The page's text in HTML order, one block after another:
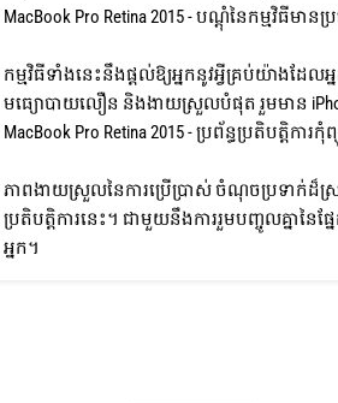
MacBook Pro Retina 2015 - បណ្តុំនៃកម្មវិធីមាន
កម្មវិធីទាំងនេះនឹងផ្តល់ឱ្យអ្នកនូវអ្វីគ្រប់យ៉ាងដែលអ្
មធ្យោបាយលឿន និងងាយស្រួលបំផុត រួមមាន iPhoto,
MacBook Pro Retina 2015 - ប្រព័ន្ធប្រតិបត្តិការ
ភាពងាយស្រួលនៃការប្រើប្រាស់ ចំណុចប្រទាក់ដ៏
ប្រតិបត្តិការនេះ។ ជាមួយនឹងការរួមបញ្ចូលគ្នានៃផ្
អ្នក។